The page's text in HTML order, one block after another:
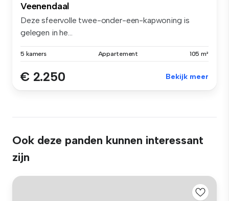
Veenendaal
Deze sfeervolle twee-onder-een-kapwoning is
gelegen in he...
5 kamers Appartement 105 m²
€ 2.250 Bekijk meer
Ook deze panden kunnen interessant
zijn